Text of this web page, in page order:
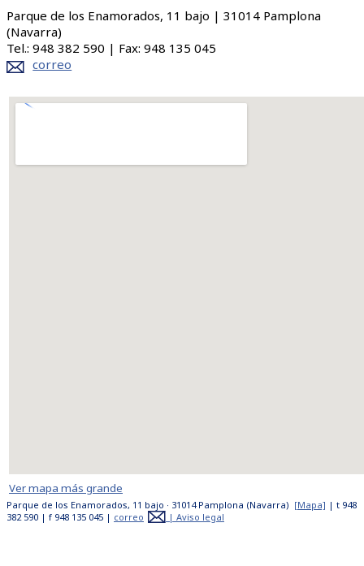
Parque de los Enamorados, 11 bajo | 31014 Pamplona
(Navarra)
Tel.: 948 382 590 | Fax: 948 135 045
correo
Ver mapa más grande
Parque de los Enamorados, 11 bajo · 31014 Pamplona (Navarra) [Mapa] | t 948
382 590 | f 948 135 045 | correo | Aviso legal